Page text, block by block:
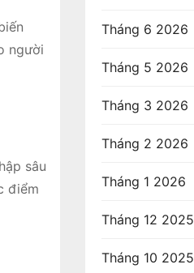
người
sâu
điểm
Tháng 6 2026
Tháng 5 2026
Tháng 3 2026
Tháng 2 2026
Tháng 1 2026
Tháng 12 2025
Tháng 10 2025